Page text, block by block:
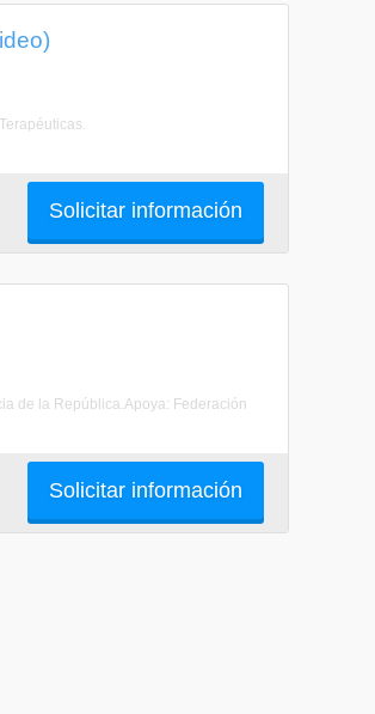
Solicitar información
de la República.Apoya: Federación
Solicitar información